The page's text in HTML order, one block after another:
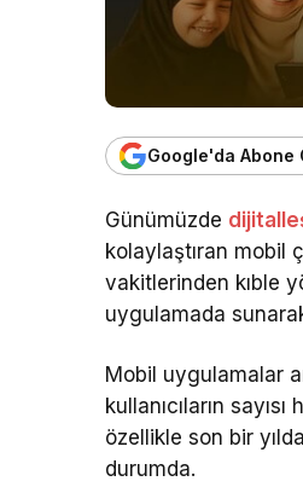
Google'da Abone
Günümüzde
kolaylaştıran mobil
vakitlerinden kıble
uygulamada
Mobil uygulamalar
kullanıcıların
özellikle son bir
durumda.